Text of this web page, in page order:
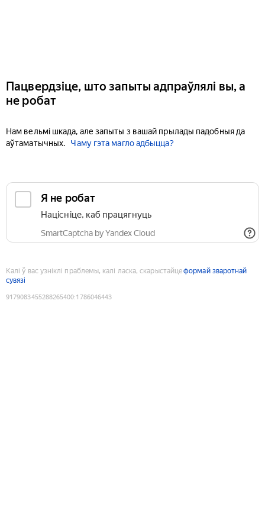
Пацвердзіце, што запыты адпраўлялі вы, а
не робат
Нам вельмі шкада, але запыты з вашай прылады падобныя да
аўтаматычных.
Чаму гэта магло адбыцца?
Я не робат
Націсніце, каб працягнуць
SmartCaptcha by Yandex Cloud
Калі ў вас узніклі праблемы, калі ласка, скарыстайцеформай зваротнай
сувязі
9179083455288265400:1786046443